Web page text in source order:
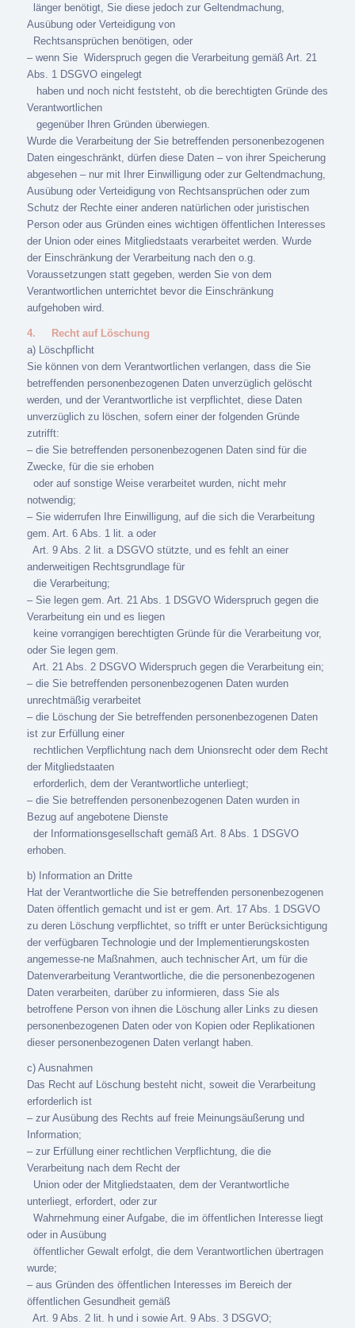
länger benötigt, Sie diese jedoch zur Geltendmachung,
Ausübung oder Verteidigung von
Rechtsansprüchen benötigen, oder
– wenn Sie Widerspruch gegen die Verarbeitung gemäß Art. 21
Abs. 1 DSGVO eingelegt
haben und noch nicht feststeht, ob die berechtigten Gründe des
Verantwortlichen
gegenüber Ihren Gründen überwiegen.
Wurde die Verarbeitung der Sie betreffenden personenbezogenen
Daten eingeschränkt, dürfen diese Daten – von ihrer Speicherung
abgesehen – nur mit Ihrer Einwilligung oder zur Geltendmachung,
Ausübung oder Verteidigung von Rechtsansprüchen oder zum
Schutz der Rechte einer anderen natürlichen oder juristischen
Person oder aus Gründen eines wichtigen öffentlichen Interesses
der Union oder eines Mitgliedstaats verarbeitet werden. Wurde
der Einschränkung der Verarbeitung nach den o.g.
Voraussetzungen statt gegeben, werden Sie von dem
Verantwortlichen unterrichtet bevor die Einschränkung
aufgehoben wird.
4.
Recht auf Löschung
a) Löschpflicht
Sie können von dem Verantwortlichen verlangen, dass die Sie
betreffenden personenbezogenen Daten unverzüglich gelöscht
werden, und der Verantwortliche ist verpflichtet, diese Daten
unverzüglich zu löschen, sofern einer der folgenden Gründe
zutrifft:
– die Sie betreffenden personenbezogenen Daten sind für die
Zwecke, für die sie erhoben
oder auf sonstige Weise verarbeitet wurden, nicht mehr
notwendig;
– Sie widerrufen Ihre Einwilligung, auf die sich die Verarbeitung
gem. Art. 6 Abs. 1 lit. a oder
Art. 9 Abs. 2 lit. a DSGVO stützte, und es fehlt an einer
anderweitigen Rechtsgrundlage für
die Verarbeitung;
– Sie legen gem. Art. 21 Abs. 1 DSGVO Widerspruch gegen die
Verarbeitung ein und es liegen
keine vorrangigen berechtigten Gründe für die Verarbeitung vor,
oder Sie legen gem.
Art. 21 Abs. 2 DSGVO Widerspruch gegen die Verarbeitung ein;
– die Sie betreffenden personenbezogenen Daten wurden
unrechtmäßig verarbeitet
– die Löschung der Sie betreffenden personenbezogenen Daten
ist zur Erfüllung einer
rechtlichen Verpflichtung nach dem Unionsrecht oder dem Recht
der Mitgliedstaaten
erforderlich, dem der Verantwortliche unterliegt;
– die Sie betreffenden personenbezogenen Daten wurden in
Bezug auf angebotene Dienste
der Informationsgesellschaft gemäß Art. 8 Abs. 1 DSGVO
erhoben.
b) Information an Dritte
Hat der Verantwortliche die Sie betreffenden personenbezogenen
Daten öffentlich gemacht und ist er gem. Art. 17 Abs. 1 DSGVO
zu deren Löschung verpflichtet, so trifft er unter Berücksichtigung
der verfügbaren Technologie und der Implementierungskosten
angemesse-ne Maßnahmen, auch technischer Art, um für die
Datenverarbeitung Verantwortliche, die die personenbezogenen
Daten verarbeiten, darüber zu informieren, dass Sie als
betroffene Person von ihnen die Löschung aller Links zu diesen
personenbezogenen Daten oder von Kopien oder Replikationen
dieser personenbezogenen Daten verlangt haben.
c) Ausnahmen
Das Recht auf Löschung besteht nicht, soweit die Verarbeitung
erforderlich ist
– zur Ausübung des Rechts auf freie Meinungsäußerung und
Information;
– zur Erfüllung einer rechtlichen Verpflichtung, die die
Verarbeitung nach dem Recht der
Union oder der Mitgliedstaaten, dem der Verantwortliche
unterliegt, erfordert, oder zur
Wahrnehmung einer Aufgabe, die im öffentlichen Interesse liegt
oder in Ausübung
öffentlicher Gewalt erfolgt, die dem Verantwortlichen übertragen
wurde;
– aus Gründen des öffentlichen Interesses im Bereich der
öffentlichen Gesundheit gemäß
Art. 9 Abs. 2 lit. h und i sowie Art. 9 Abs. 3 DSGVO;